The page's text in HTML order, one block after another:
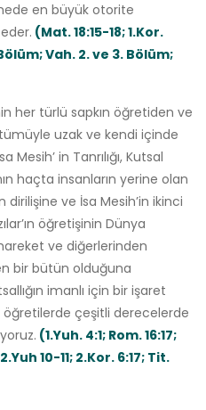
en büyük otorite
(Mat. 18:15-18; 1.Kor.
Vah. 2. ve 3. Bölüm;
her türlü sapkın öğretiden ve
uzak ve kendi içinde
in Tanrılığı, Kutsal
haçta insanların yerine olan
ve İsa Mesih’in ikinci
öğretişinin Dünya
ve diğerlerinden
bir bütün olduğuna
imanlı için bir işaret
çeşitli derecelerde
(1.Yuh. 4:1; Rom. 16:17;
10-11; 2.Kor. 6:17; Tit.